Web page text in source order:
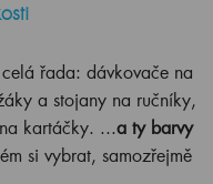
řada: dávkovače na
a stojany na ručníky,
kartáčky. ...a ty barvy
si vybrat, samozřejmě